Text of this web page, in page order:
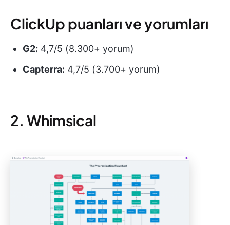
ClickUp puanları ve yorumları
G2: 4,7/5 (8.300+ yorum)
Capterra: 4,7/5 (3.700+ yorum)
2. Whimsical